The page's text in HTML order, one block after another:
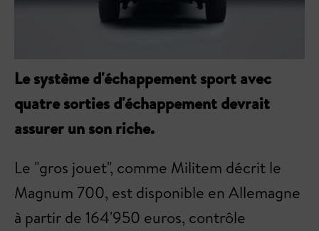
Le système d'échappement sport avec
quatre sorties d'échappement devrait
assurer un son riche.
Le "gros jouet", comme Militem décrit le
Magnum 700, est disponible en Allemagne
à partir de 164'950 euros, contrôle